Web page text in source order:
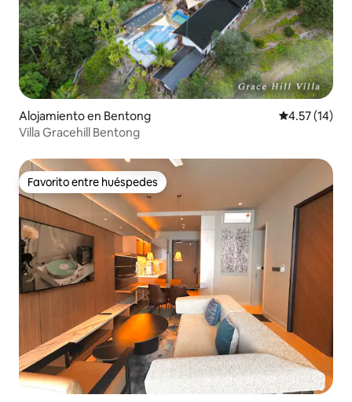
Alojamiento en Bentong Calificación
4.57 (14)
Villa Gracehill Bentong
Favorito entre huéspedes
Favorito entre huéspedes